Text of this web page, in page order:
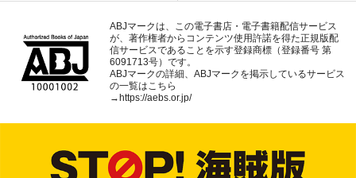
ABJマークは、この電子書店・電子書籍配信サービス
が、著作権者からコンテンツ使用許諾を得た正規版配
信サービスであることを示す登録商標（登録番号 第
6091713号）です。
ABJマークの詳細、ABJマークを掲示しているサービス
の一覧はこちら
→ https://aebs.or.jp/